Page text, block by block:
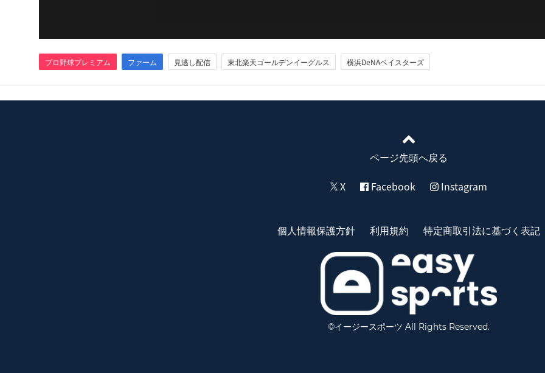
プロ野球プレミアム ファーム 見逃し配信 東北楽天ゴールデンイーグルス 横浜DeNAベイスターズ
ページ先頭へ戻る
X
Facebook Instagram
個人情報保護方針 利用規約 特定商取引法に基づく表記
©イージースポーツ All Rights Reserved.